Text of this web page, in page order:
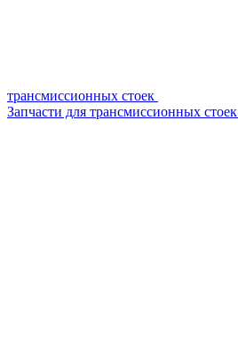
трансмиссионных стоек
Запчасти для трансмиссионных стоек